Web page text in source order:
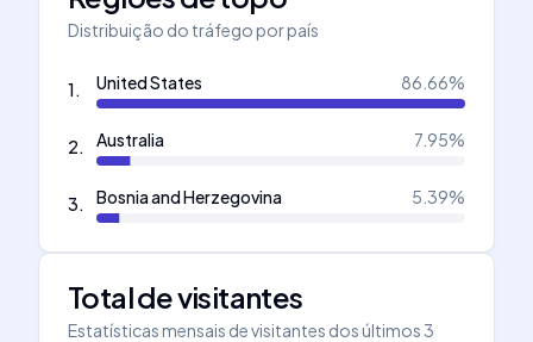
Distribuição do tráfego por país
1. United States 86.66%
2. Australia 7.95%
3. Bosnia and Herzegovina 5.39%
Total de visitantes
Estatísticas mensais de visitantes dos últimos 3